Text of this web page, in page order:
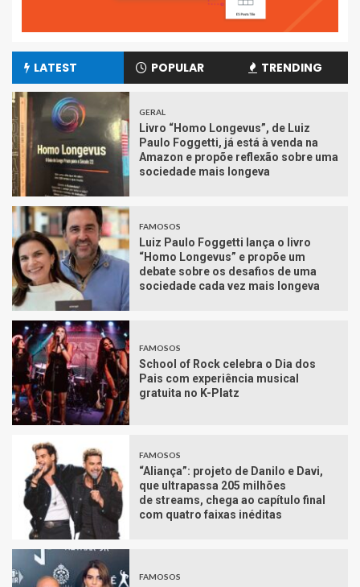
LATEST POPULAR TRENDING
GERAL
Livro “Homo Longevus”, de Luiz
Paulo Foggetti, já está à venda na
Amazon e propõe reflexão sobre uma
sociedade mais longeva
FAMOSOS
Luiz Paulo Foggetti lança o livro
“Homo Longevus” e propõe um
debate sobre os desafios de uma
sociedade cada vez mais longeva
FAMOSOS
School of Rock celebra o Dia dos
Pais com experiência musical
gratuita no K-Platz
FAMOSOS
“Aliança”: projeto de Danilo e Davi,
que ultrapassa 205 milhões
de streams, chega ao capítulo final
com quatro faixas inéditas
FAMOSOS